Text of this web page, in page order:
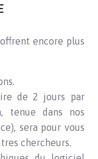
encore plus
de 2 jours par
tenue dans nos
sera pour vous
chercheurs.